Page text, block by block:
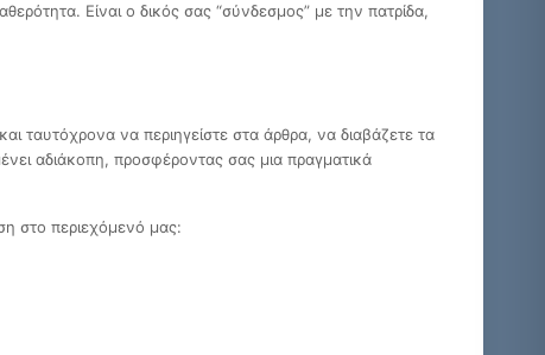
Είναι ο δικός σας “σύνδεσμος” με την πατρίδα,
ταυτόχρονα να περιηγείστε στα άρθρα, να διαβάζετε τα
αδιάκοπη, προσφέροντας σας μια πραγματικά
στο περιεχόμενό μας: